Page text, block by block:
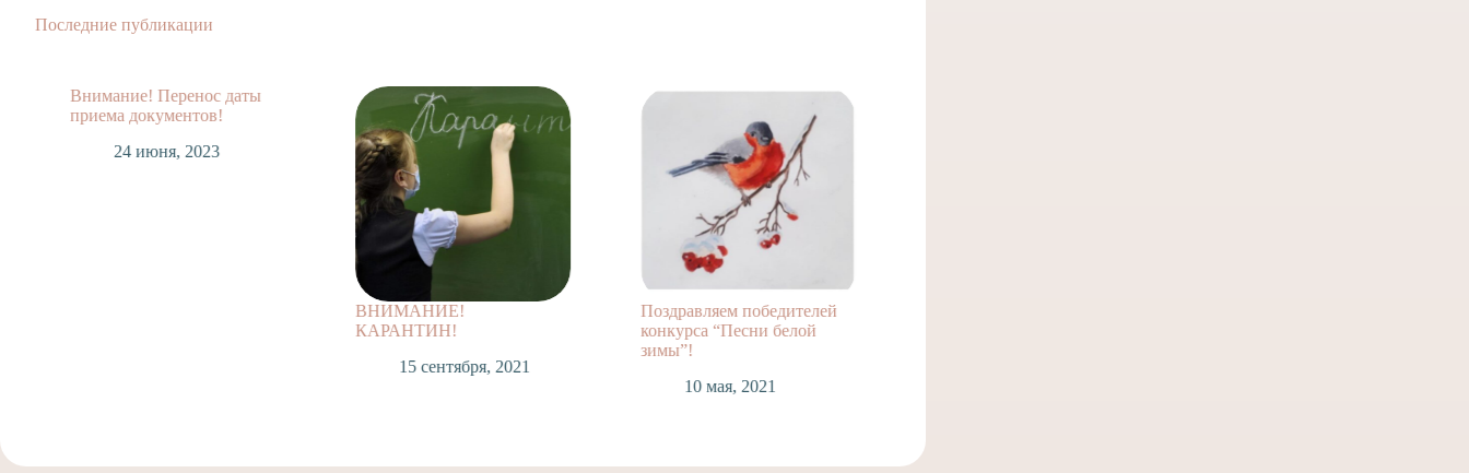
Последние публикации
Внимание! Перенос даты
приема документов!
24 июня, 2023
ВНИМАНИЕ!
КАРАНТИН!
15 сентября, 2021
Поздравляем победителей
конкурса “Песни белой
зимы”!
10 мая, 2021